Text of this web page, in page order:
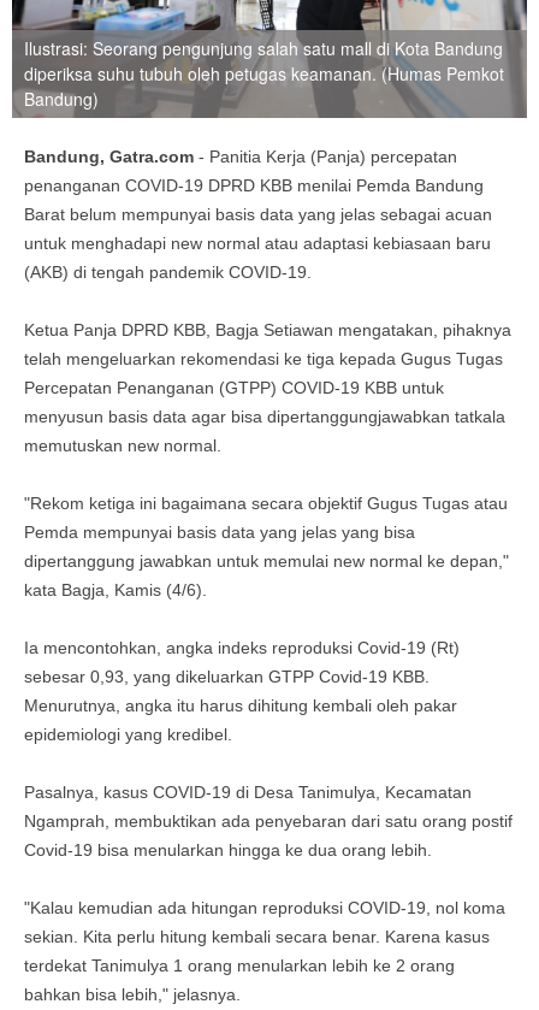
Ilustrasi: Seorang pengunjung salah satu mall di Kota Bandung
diperiksa suhu tubuh oleh petugas keamanan. (Humas Pemkot
Bandung)
Bandung, Gatra.com - Panitia Kerja (Panja) percepatan
penanganan COVID-19 DPRD KBB menilai Pemda Bandung
Barat belum mempunyai basis data yang jelas sebagai acuan
untuk menghadapi new normal atau adaptasi kebiasaan baru
(AKB) di tengah pandemik COVID-19.
Ketua Panja DPRD KBB, Bagja Setiawan mengatakan, pihaknya
telah mengeluarkan rekomendasi ke tiga kepada Gugus Tugas
Percepatan Penanganan (GTPP) COVID-19 KBB untuk
menyusun basis data agar bisa dipertanggungjawabkan tatkala
memutuskan new normal.
"Rekom ketiga ini bagaimana secara objektif Gugus Tugas atau
Pemda mempunyai basis data yang jelas yang bisa
dipertanggung jawabkan untuk memulai new normal ke depan,"
kata Bagja, Kamis (4/6).
Ia mencontohkan, angka indeks reproduksi Covid-19 (Rt)
sebesar 0,93, yang dikeluarkan GTPP Covid-19 KBB.
Menurutnya, angka itu harus dihitung kembali oleh pakar
epidemiologi yang kredibel.
Pasalnya, kasus COVID-19 di Desa Tanimulya, Kecamatan
Ngamprah, membuktikan ada penyebaran dari satu orang postif
Covid-19 bisa menularkan hingga ke dua orang lebih.
"Kalau kemudian ada hitungan reproduksi COVID-19, nol koma
sekian. Kita perlu hitung kembali secara benar. Karena kasus
terdekat Tanimulya 1 orang menularkan lebih ke 2 orang
bahkan bisa lebih," jelasnya.